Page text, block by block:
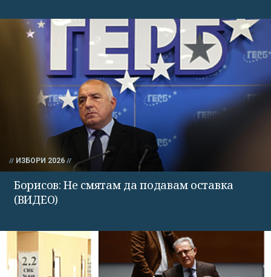
ИЗБОРИ 2026
Борисов: Не смятам да подавам оставка
(ВИДЕО)